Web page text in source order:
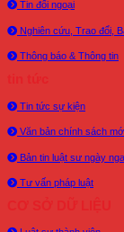
Tin đối ngoại
Nghiên cứu, Trao đổi,
Thông báo & Thông tin
Tin tức sự kiện
Văn bản chính sách
Bản tin luật sư ngày
Tư vấn pháp luật